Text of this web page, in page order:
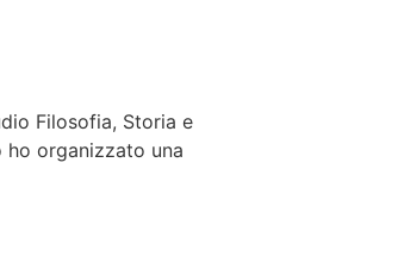
Filosofia, Storia e
ho organizzato una